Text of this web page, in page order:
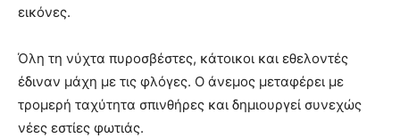
εικόνες.
Όλη τη νύχτα πυροσβέστες, κάτοικοι και εθελοντές
έδιναν μάχη με τις φλόγες. Ο άνεμος μεταφέρει με
τρομερή ταχύτητα σπινθήρες και δημιουργεί συνεχώς
νέες εστίες φωτιάς.